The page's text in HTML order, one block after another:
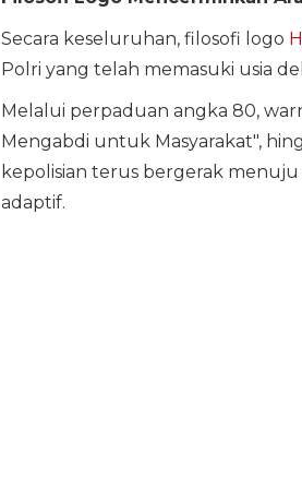
Secara keseluruhan, filosofi logo
Polri yang telah memasuki usia
Melalui perpaduan angka 80,
Mengabdi untuk Masyarakat",
kepolisian terus bergerak menuju
adaptif.